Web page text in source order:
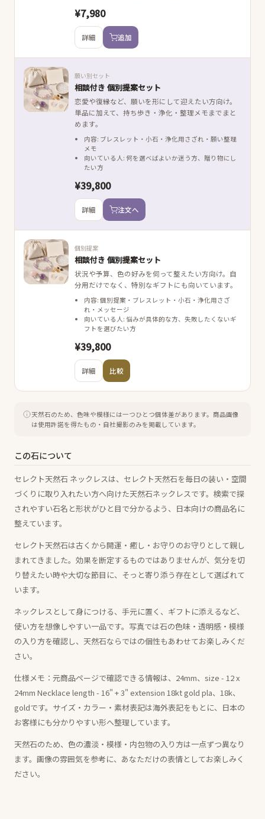
¥7,980
詳細 追加
願い別セット
相談付き 個別提案セット
恋愛や復縁など、願いを形にして迎えたい方向け。
単品に加えて、持ち歩き・浄化・整理メモまでまと
めます。
内容: ブレスレット・小石・浄化用さざれ・願い整理
メモ
向いている人: 何を選べばよいか迷う方、贈り物にし
たい方
¥39,800
詳細 注文へ
個別提案
相談付き 個別提案セット
状況や予算、色の好みを伺って整えたい方向け。自
分用だけでなく、特別なギフトにも向いています。
内容: 個別提案・ブレスレット・小石・浄化用さざ
れ・メッセージ
向いている人: 悩みが具体的な方、失敗したくないギ
フトを選びたい方
¥39,800
詳細 比較
天然石のため、色味や模様には一つひとつ個体差があります。 商品画像
は使用許諾を得たもの・自社撮影のみを掲載しています。
この石について
セレクト天然石 ネックレスは、セレクト天然石を毎日の装い・空間
づくりに取り入れたい方へ向けた天然石ネックレスです。検索で探
されやすい石名と形状がひと目で分かるよう、日本向けの商品名に
整えています。
セレクト天然石は古くから開運・癒し・お守りのお守りとして親し
まれてきました。効果を断定するものではありませんが、気分を切
り替えたい時や大切な節目に、そっと寄り添う存在として選ばれて
います。
ネックレスとして身につける、手元に置く、ギフトに添えるなど、
使い方を想像しやすい一品です。写真では石の色味・透明感・模様
の入り方を確認し、天然石ならではの個性もあわせてお楽しみくだ
さい。
仕様メモ：元商品ページで確認できる情報は、24mm、size - 12 x
24mm Necklace length - 16" + 3" extension 18kt gold pla、18k、
goldです。サイズ・カラー・素材表記は海外表記をもとに、日本の
お客様にも分かりやすい形へ整理しています。
天然石のため、色の濃淡・模様・内包物の入り方は一点ずつ異なり
ます。画像の雰囲気を参考に、あなただけの表情としてお楽しみく
ださい。